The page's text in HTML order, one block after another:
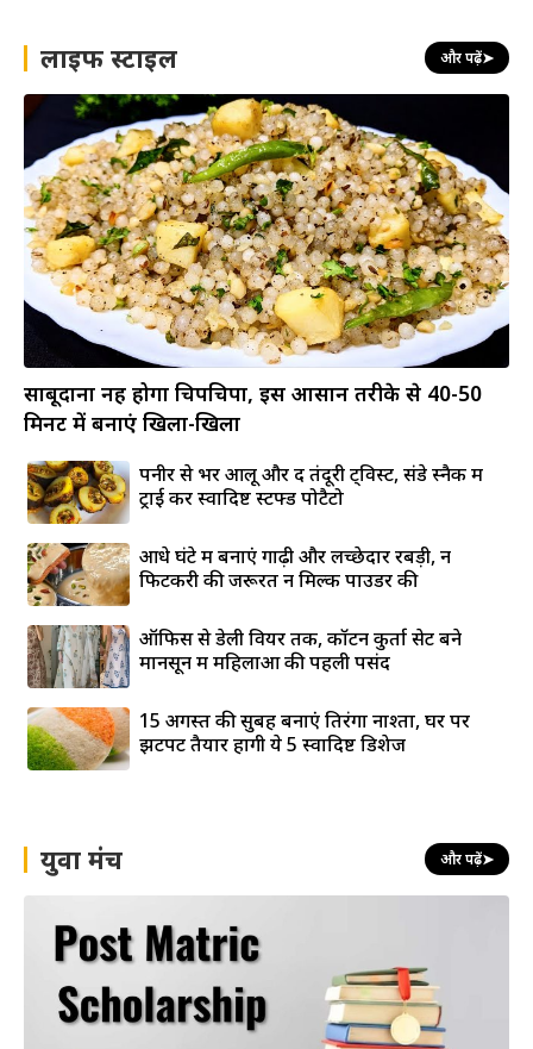
लाइफ स्टाइल और पढ़ें➤
साबूदाना नहीं होगा चिपचिपा, इस आसान तरीके से 40-50
मिनट में बनाएं खिला-खिला
पनीर से भरें आलू और दें तंदूरी ट्विस्ट, संडे स्नैक में
ट्राई करें स्वादिष्ट स्टफ्ड पोटैटो
आधे घंटे में बनाएं गाढ़ी और लच्छेदार रबड़ी, न
फिटकरी की जरूरत न मिल्क पाउडर की
ऑफिस से डेली वियर तक, कॉटन कुर्ता सेट बने
मानसून में महिलाओं की पहली पसंद
15 अगस्त की सुबह बनाएं तिरंगा नाश्ता, घर पर
झटपट तैयार होंगी ये 5 स्वादिष्ट डिशेज
युवा मंच और पढ़ें➤